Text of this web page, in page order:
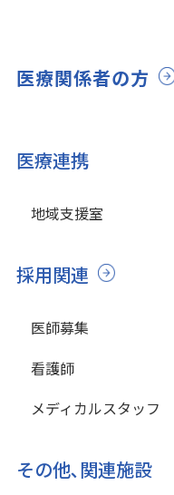
医療関係者の方
医療連携
地域支援室
採用関連
医師募集
看護師
メディカルスタッフ
その他､関連施設